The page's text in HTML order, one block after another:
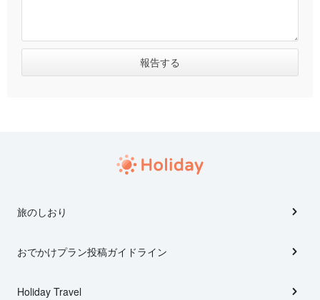
旅のしおり
おでかけプラン投稿ガイドライン
Holiday Travel